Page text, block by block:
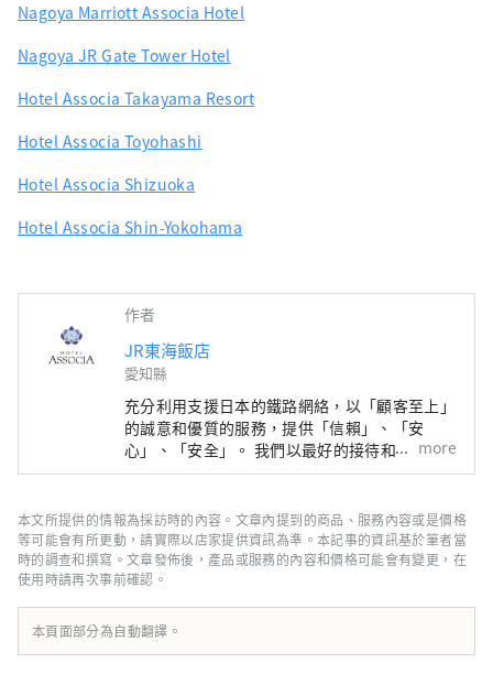
Nagoya Marriott Associa Hotel
Nagoya JR Gate Tower Hotel
Hotel Associa Takayama Resort
Hotel Associa Toyohashi
Hotel Associa Shizuoka
Hotel Associa Shin-Yokohama
作者
JR東海飯店
愛知縣
充分利用支援日本的鐵路網絡，以「顧客至上」
的誠意和優質的服務，提供「信賴」、「安
心」、「安全」。 我們以最好的接待和最好的
招待來歡迎來自日本和國外的客戶，以滿足您的
more
本文所提供的情報為採訪時的內容。文章內提到的商品、服務內容或是價格
等可能會有所更動，請實際以店家提供資訊為準。本記事的資訊基於筆者當
時的調查和撰寫。文章發佈後，產品或服務的內容和價格可能會有變更，在
使用時請再次事前確認。
本頁面部分為自動翻譯。